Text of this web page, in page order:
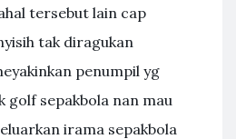
tersebut lain cap
tak diragukan
penumpil yg
golf sepakbola nan mau
irama sepakbola